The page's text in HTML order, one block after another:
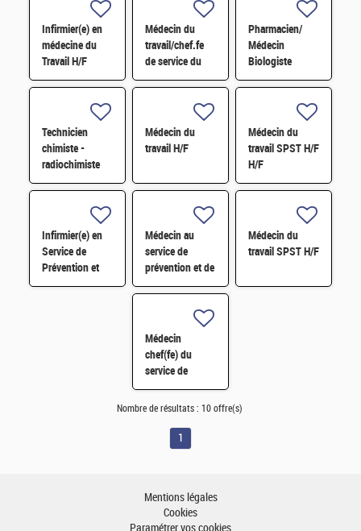
Infirmier(e) en
médecine du
Travail H/F
Médecin du
travail/chef.fe
de service du
SPST H/F
Pharmacien/
Médecin
Biologiste
laboratoire de
Médicale H/F
H/F
Technicien
chimiste -
radiochimiste
H/F
Médecin du
travail H/F
Médecin du
travail SPST H/F
H/F
Infirmier(e) en
Service de
Prévention et
Santé au Travail
Médecin au
service de
prévention et de
santé au travail
Médecin du
travail SPST H/F
Médecin
chef(fe) du
service de
prévention et de
santé au travail
Nombre de résultats : 10 offre(s)
1
Mentions légales
Cookies
Paramétrer vos cookies